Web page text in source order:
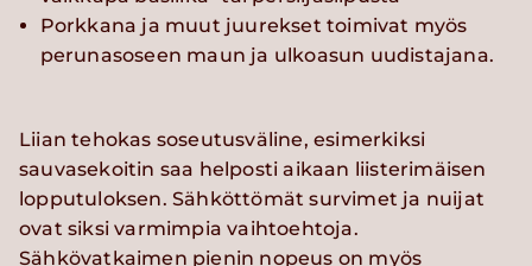
Porkkana ja muut juurekset toimivat myös
perunasoseen maun ja ulkoasun uudistajana.
Liian tehokas soseutusväline, esimerkiksi
sauvasekoitin saa helposti aikaan liisterimäisen
lopputuloksen. Sähköttömät survimet ja nuijat
ovat siksi varmimpia vaihtoehtoja.
Sähkövatkaimen pienin nopeus on myös